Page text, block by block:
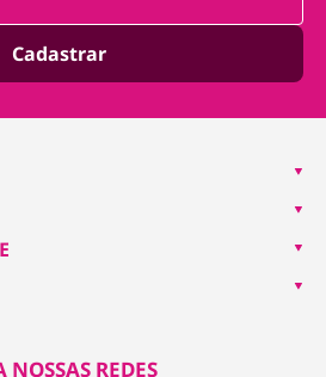
Cadastrar
NOSSAS REDES